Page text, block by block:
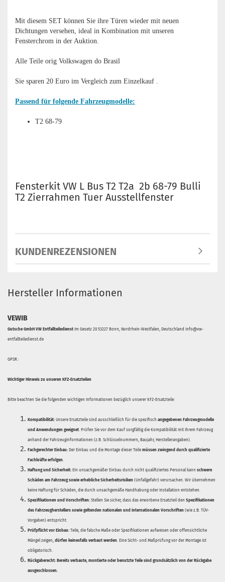
Mit diesem SET können Sie ihre Türen wieder mit neuen
Dichtungen versehen, ideal in Kombination mit unseren
Fensterchrom in der Auktion.
Alle Teile orig Volkswagen do Brasil
Sie sparen 20 Euro im Vergleich zum Einzelkauf .
Passend für folgende Fahrzeugmodelle:
T2 68-79
Fensterkit VW L Bus T2 T2a 2b 68-79 Bulli
T2 Zierrahmen Tuer Ausstellfenster
KUNDENREZENSIONEN
Hersteller Informationen
VEWIB
Gutsche GmbH VW Entfallteiledienst Im Gesetz 20 53227 Bonn, Nordrhein-Westfalen, Deutschland info@vw-
entfallteiledienst.de
GPSR :
Wichtiger Hinweis zu unseren KFZ-Ersatzteilen
Bitte beachten Sie die folgenden wichtigen Informationen bezüglich unserer KFZ-Ersatzteile:
Kompatibilität: Unsere Ersatzteile sind ausschließlich für die spezifisch angegebenen Fahrzeugmodelle
und Anwendungen geeignet. Prüfen Sie vor dem Kauf sorgfältig die Kompatibilität mit Ihrem Fahrzeug
anhand der Fahrzeuginformationen (z.B. Schlüsselnummern, Baujahr, Herstellerangaben).
Fachgerechter Einbau: Der Einbau und die Montage dieser Teile müssen zwingend durch qualifizierte
Fachkräfte erfolgen.
Haftung und Sicherheit: Ein unsachgemäßer Einbau durch nicht qualifiziertes Personal kann schwere
Schäden am Fahrzeug sowie erhebliche Sicherheitsrisiken (Unfallgefahr) verursachen. Wir übernehmen
keine Haftung für Schäden, die durch unsachgemäße Handhabung oder Installation entstehen.
Spezifikationen und Vorschriften: Stellen Sie sicher, dass das erworbene Ersatzteil den Spezifikationen
des Fahrzeugherstellers sowie geltenden nationalen und internationalen Vorschriften (wie z.B. TÜV-
Vorgaben) entspricht.
Prüfpflicht vor Einbau: Teile, die falsche Maße oder Spezifikationen aufweisen oder offensichtliche
Mängel zeigen, dürfen keinesfalls verbaut werden. Eine Sicht- und Maßprüfung vor der Montage ist
obligatorisch.
Rückgaberecht: Bereits verbaute, montierte oder benutzte Teile sind grundsätzlich von der Rückgabe
ausgeschlossen.